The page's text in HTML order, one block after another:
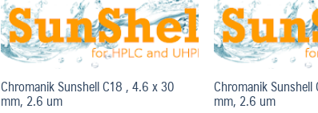
Chromanik Sunshell C18 , 4.6 x 30
mm, 2.6 um
Chromanik
mm, 2.6 um